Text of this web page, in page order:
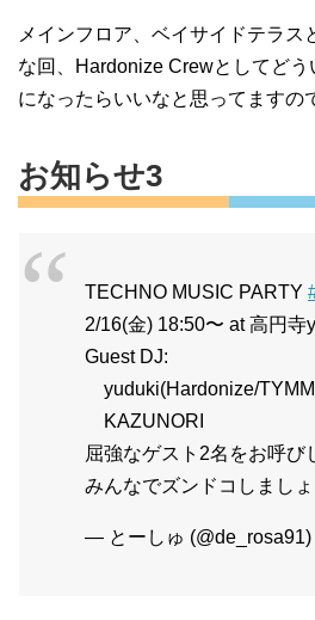
メインフロア、ベイサイドテラ
な回、Hardonize Crewとしてど
になったらいいなと思ってますの
お知らせ3
TECHNO MUSIC PARTY
2/16(金) 18:50〜 at 高円寺
Guest DJ:
yuduki(Hardonize/
KAZUNORI
屈強なゲスト2名をお呼び
みんなでズンドコしまし
— とーしゅ (@de_rosa91)